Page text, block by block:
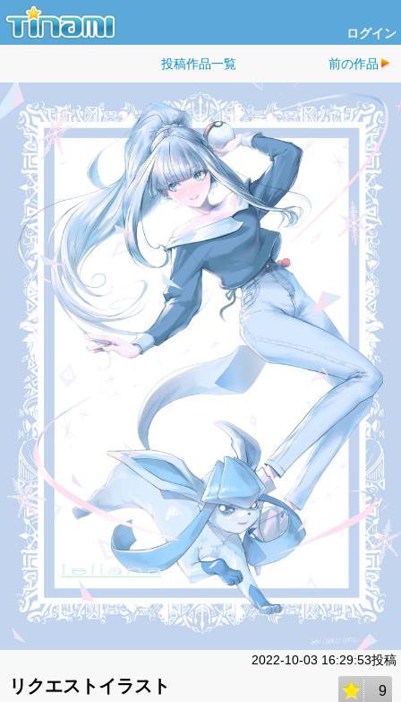
ログイン
投稿作品一覧 前の作品
2022-10-03 16:29:53投稿
リクエストイラスト 9